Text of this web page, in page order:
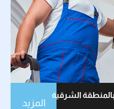
الشرقية
المزيد